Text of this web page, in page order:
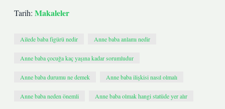
Tarih: Makaleler
Ailede baba figürü nedir Anne baba anlamı nedir
Anne baba çocuğa kaç yaşına kadar sorumludur
Anne baba durumu ne demek Anne baba ilişkisi nasıl olmalı
Anne baba neden önemli Anne baba olmak hangi statüde yer alır